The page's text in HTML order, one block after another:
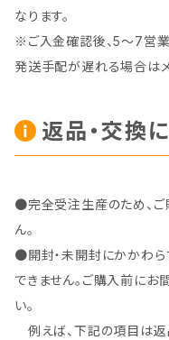
なります。
※ご入金確認後、5～7営
発送手配が遅れる場合は
返品・交換
●完全受注生産のため、ご
ん。
●開封・未開封にかかわら
できません。ご購入前にお
い。
例えば、下記の項目は返